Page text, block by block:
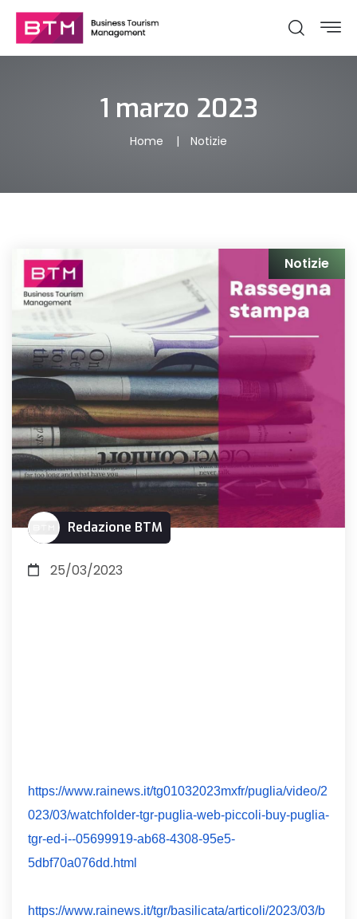
1 marzo 2023
Home Notizie
Notizie
Redazione BTM
25/03/2023
https://www.rainews.it/tg01032023mxfr/puglia/video/2
023/03/watchfolder-tgr-puglia-web-piccoli-buy-puglia-
tgr-ed-i--05699919-ab68-4308-95e5-
5dbf70a076dd.html
https://www.rainews.it/tgr/basilicata/articoli/2023/03/b